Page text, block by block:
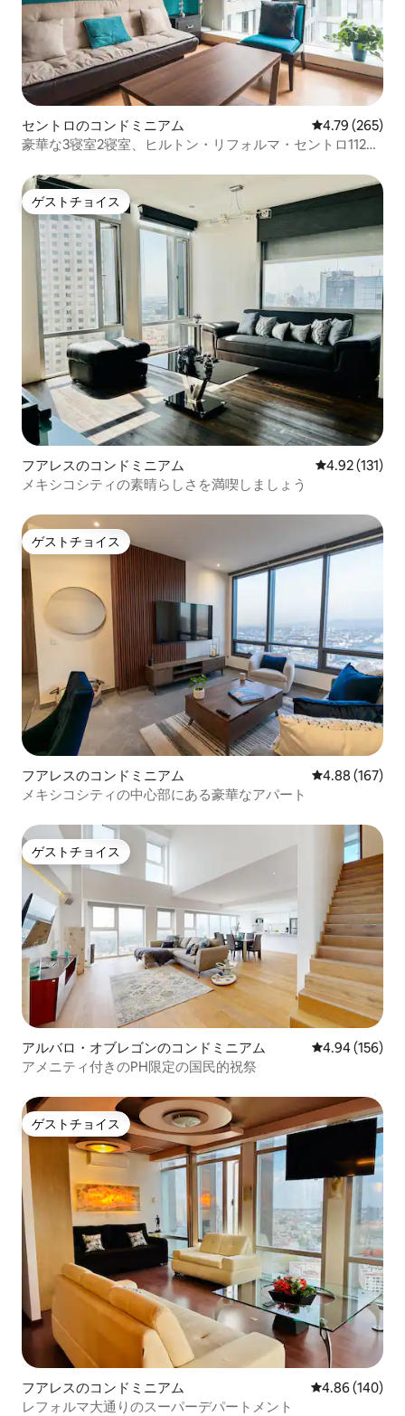
セントロのコンドミニアム レビュー265
4.79 (265)
豪華な3寝室2寝室、ヒルトン・リフォルマ・セントロ1126
ゲストチョイス
ゲストチョイス
フアレスのコンドミニアム レビュー131
4.92 (131)
メキシコシティの素晴らしさを満喫しましょう
ゲストチョイス
ゲストチョイス
フアレスのコンドミニアム レビュー167
4.88 (167)
メキシコシティの中心部にある豪華なアパート
ゲストチョイス
ゲストチョイス
アルバロ・オブレゴンのコンドミニアム レビュー156
4.94 (156)
アメニティ付きのPH限定の国民的祝祭
ゲストチョイス
ゲストチョイス
フアレスのコンドミニアム レビュー140
4.86 (140)
レフォルマ大通りのスーパーデパートメント